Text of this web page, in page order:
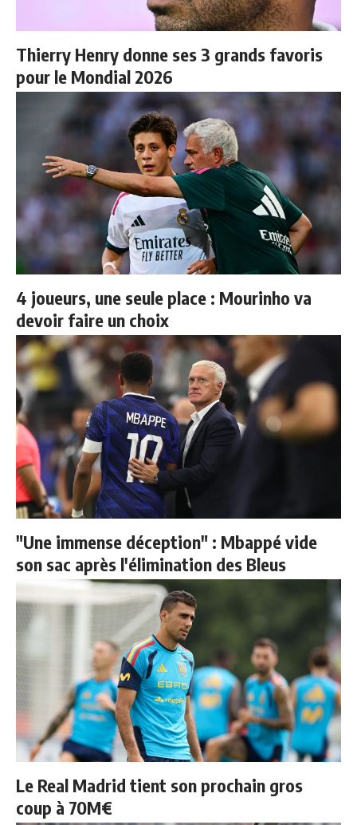
Thierry Henry donne ses 3 grands favoris
pour le Mondial 2026
4 joueurs, une seule place : Mourinho va
devoir faire un choix
"Une immense déception" : Mbappé vide
son sac après l'élimination des Bleus
Le Real Madrid tient son prochain gros
coup à 70M€